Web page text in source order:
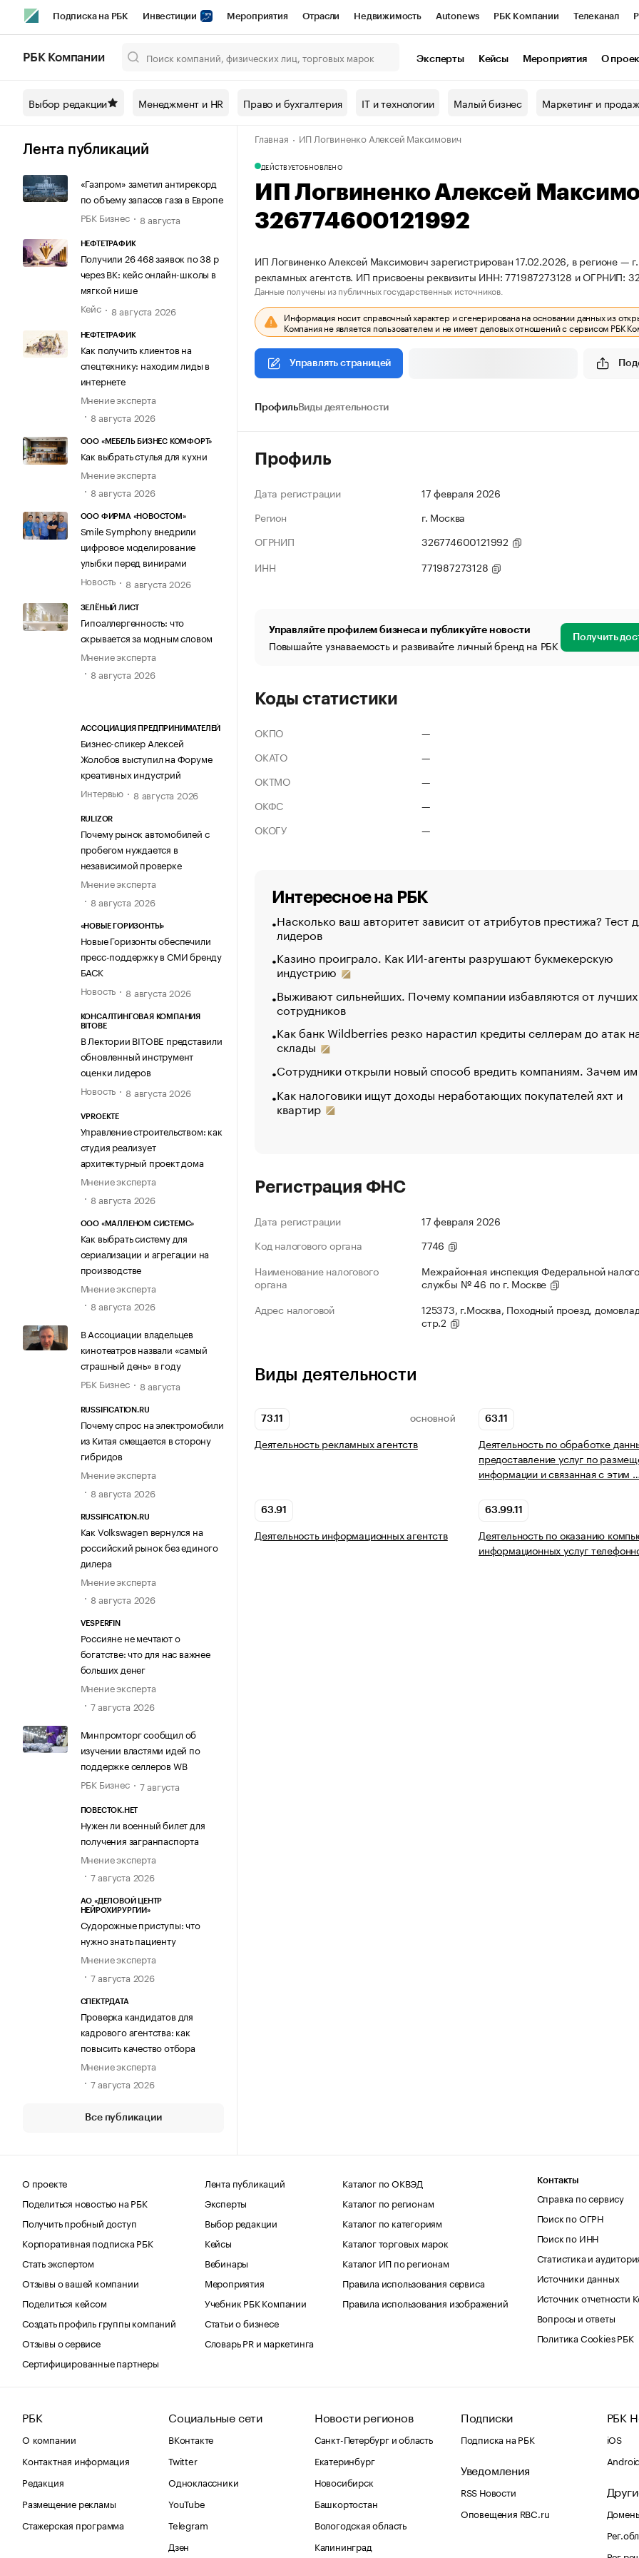
Подписка на РБК Инвестиции Мероприятия Отрасли Недвижимость Autonews РБК Компании Телеканал
Спецпроекты СПб Конференции СПб Спецпроекты Проверка контрагентов
Технологии и медиа Рынок наличной валюты
РБК Компании Эксперты Кейсы Мероприятия О
Выбор редакции Менеджмент и HR Право и бухгалтерия IT и технологии Малый бизнес Маркетинг и
Лента публикаций
«Газпром» заметил антирекорд
по объему запасов газа в Европе
РБК Бизнес
8 августа
НЕФТЕТРАФИК
Получили 26 468 заявок по 38 р
через ВК: кейс онлайн-школы в
мягкой нише
Кейс
8 августа 2026
НЕФТЕТРАФИК
Как получить клиентов на
спецтехнику: находим лиды в
интернете
Мнение эксперта
8 августа 2026
ООО «МЕБЕЛЬ БИЗНЕС КОМФОРТ»
Как выбрать стулья для кухни
Мнение эксперта
8 августа 2026
ООО ФИРМА «НОВОСТОМ»
Smile Symphony внедрили
цифровое моделирование
улыбки перед винирами
Новость
8 августа 2026
ЗЕЛЁНЫЙ ЛИСТ
Гипоаллергенность: что
скрывается за модным словом
Мнение эксперта
8 августа 2026
АССОЦИАЦИЯ ПРЕДПРИНИМАТЕЛЕЙ
Бизнес-спикер Алексей
Жолобов выступил на Форуме
креативных индустрий
Интервью
8 августа 2026
RULIZOR
Почему рынок автомобилей с
пробегом нуждается в
независимой проверке
Мнение эксперта
8 августа 2026
«НОВЫЕ ГОРИЗОНТЫ»
Новые Горизонты обеспечили
пресс-поддержку в СМИ бренду
БАСК
Новость
8 августа 2026
КОНСАЛТИНГОВАЯ КОМПАНИЯ
BITOBE
В Лектории BITOBE представили
обновленный инструмент
оценки лидеров
Новость
8 августа 2026
VPROEKTE
Управление строительством: как
студия реализует
архитектурный проект дома
Мнение эксперта
8 августа 2026
ООО «МАЛЛЕНОМ СИСТЕМС»
Как выбрать систему для
сериализации и агрегации на
производстве
Мнение эксперта
8 августа 2026
В Ассоциации владельцев
кинотеатров назвали «самый
страшный день» в году
РБК Бизнес
8 августа
RUSSIFICATION.RU
Почему спрос на электромобили
из Китая смещается в сторону
гибридов
Мнение эксперта
8 августа 2026
RUSSIFICATION.RU
Как Volkswagen вернулся на
российский рынок без единого
дилера
Мнение эксперта
8 августа 2026
VESPERFIN
Россияне не мечтают о
богатстве: что для нас важнее
больших денег
Мнение эксперта
7 августа 2026
Минпромторг сообщил об
изучении властями идей по
поддержке селлеров WB
РБК Бизнес
7 августа
ПОВЕСТОК.НЕТ
Нужен ли военный билет для
получения загранпаспорта
Мнение эксперта
7 августа 2026
АО «ДЕЛОВОЙ ЦЕНТР
НЕЙРОХИРУРГИИ»
Судорожные приступы: что
нужно знать пациенту
Мнение эксперта
7 августа 2026
СПЕКТРДАТА
Проверка кандидатов для
кадрового агентства: как
повысить качество отбора
Мнение эксперта
7 августа 2026
Все публикации
Главная ИП Логвиненко Алексей Максимович
ДЕЙСТВУЕТОБНОВЛЕНО
ИП Логвиненко Алексей
326774600121992
ИП Логвиненко Алексей Максимович зарегистрирован 17.02.2026, в регионе —
рекламных агентств. ИП присвоены реквизиты ИНН: 771987273128 и ОГРНИП:
Данные получены из публичных государственных источников.
Информация носит справочный характер и сгенерирована на основании данных из
Компания не является пользователем и не имеет деловых отношений с сервисом РБК
Управлять страницей
ПрофильВиды деятельности
Профиль
Дата регистрации
17 февраля 2026
Регион
г. Москва
ОГРНИП
326774600121992
ИНН
771987273128
Управляйте профилем бизнеса и публикуйте новости
Повышайте узнаваемость и развивайте личный бренд на РБК Получить
Коды статистики
ОКПО
—
ОКАТО
—
ОКТМО
—
ОКФС
—
ОКОГУ
—
Интересное на РБК
Насколько ваш авторитет зависит от атрибутов престижа? Тест
лидеров
Казино проиграло. Как ИИ-агенты разрушают букмекерскую
индустрию
Выживают сильнейших. Почему компании избавляются от лучших
сотрудников
Как банк Wildberries резко нарастил кредиты селлерам до атак
склады
Сотрудники открыли новый способ вредить компаниям. Зачем
Как налоговики ищут доходы неработающих покупателей яхт и
квартир
Регистрация ФНС
Дата регистрации
17 февраля 2026
Код налогового органа
7746
Наименование налогового
органа
Межрайонная инспекция Федеральной
службы № 46 по г. Москве
Адрес налоговой
125373, г.Москва, Походный проезд,
стр.2
Виды деятельности
73.11 ОСНОВНОЙ
Деятельность рекламных агентств
63.11
Деятельность по обработке
предоставление услуг по
информации и связанная с этим
63.91
Деятельность информационных агентств
63.99.11
Деятельность по оказанию
информационных услуг
О проекте
Поделиться новостью на РБК
Получить пробный доступ
Корпоративная подписка РБК
Стать экспертом
Отзывы о вашей компании
Поделиться кейсом
Создать профиль группы компаний
Отзывы о сервисе
Сертифицированные партнеры
Лента публикаций
Эксперты
Выбор редакции
Кейсы
Вебинары
Мероприятия
Учебник РБК Компании
Статьи о бизнесе
Словарь PR и маркетинга
Каталог по ОКВЭД
Каталог по регионам
Каталог по категориям
Каталог торговых марок
Каталог ИП по регионам
Правила использования сервиса
Правила использования изображений
Контакты
Справка по сервису
Поиск по ОГРН
Поиск по ИНН
Статистика и
Источники данных
Источник отчетности
Вопросы и ответы
Политика Cookies РБК
РБК
О компании
Контактная информация
Редакция
Размещение рекламы
Стажерская программа
Социальные сети
ВКонтакте
Twitter
Одноклассники
YouTube
Telegram
Дзен
Новости регионов
Санкт-Петербург и область
Екатеринбург
Новосибирск
Башкортостан
Вологодская область
Калининград
Подписки
Подписка на РБК
Уведомления
RSS Новости
Оповещения RBC.ru
РБК
iOS